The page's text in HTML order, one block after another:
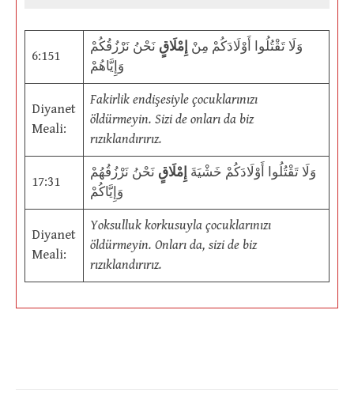
6:151
وَلَا تَقْتُلُوا أَوْلَادَكُمْ مِنْ إِمْلَاقٍ نَحْنُ نَرْزُقُكُمْ
وَإِيَّاهُمْ
Diyanet
Meali:
Fakirlik endişesiyle çocuklarınızı
öldürmeyin. Sizi de onları da biz
rızıklandırırız.
17:31
وَلَا تَقْتُلُوا أَوْلَادَكُمْ خَشْيَةَ إِمْلَاقٍ نَحْنُ نَرْزُقُهُمْ
وَإِيَّاكُمْ
Diyanet
Meali:
Yoksulluk korkusuyla çocuklarınızı
öldürmeyin. Onları da, sizi de biz
rızıklandırırız.